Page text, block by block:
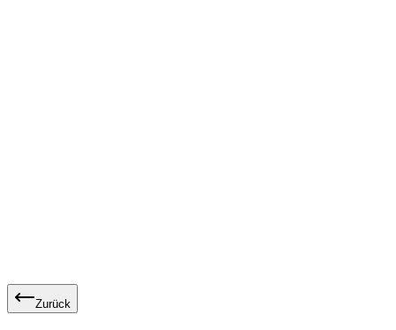
Zurück